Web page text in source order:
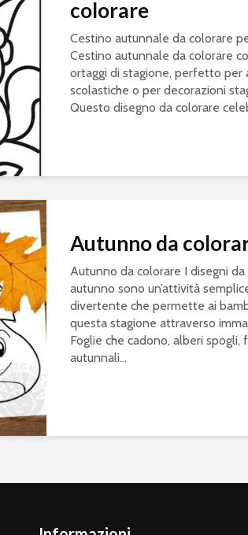
colorare
Cestino autunnale da colorare
Cestino autunnale da colorare
ortaggi di stagione, perfetto per
scolastiche o per decorazioni
Questo disegno da colorare
Autunno da
Autunno da colorare I disegni da
autunno sono un’attività
divertente che permette ai
questa stagione attraverso
Foglie che cadono, alberi spogli,
autunnali...